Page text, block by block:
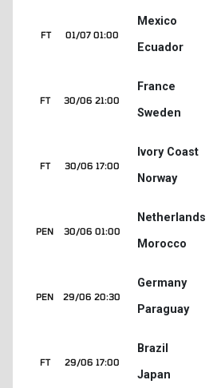
01/07 01:00
FT
Mexico
Ecuador
30/06 21:00
FT
France
Sweden
30/06 17:00
FT
Ivory Coast
Norway
30/06 01:00
PEN
Netherlands
Morocco
29/06 20:30
PEN
Germany
Paraguay
29/06 17:00
FT
Brazil
Japan